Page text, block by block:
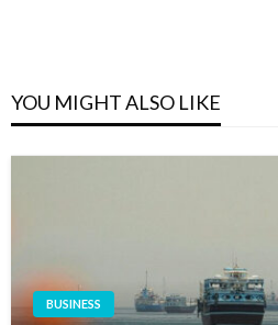
YOU MIGHT ALSO LIKE
BUSINESS